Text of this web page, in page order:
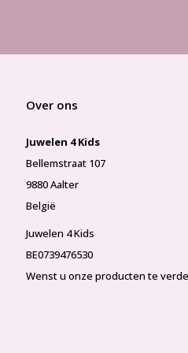
Over ons
Juwelen 4 Kids
Bellemstraat 107
9880 Aalter
België
Juwelen 4 Kids
BE0739476530
Wenst u onze producten te